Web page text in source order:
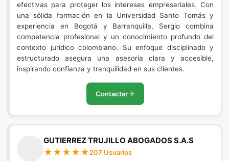
efectivas para proteger los intereses empresariales. Con
una sólida formación en la Universidad Santo Tomás y
experiencia en Bogotá y Barranquilla, Sergio combina
competencia profesional y un conocimiento profundo del
contexto jurídico colombiano. Su enfoque disciplinado y
estructurado asegura una asesoría clara y accesible,
inspirando confianza y tranquilidad en sus clientes.
Contactar
GUTIERREZ TRUJILLO ABOGADOS S.A.S
207 Usuarios